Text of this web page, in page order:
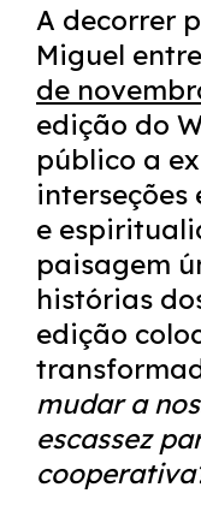
A decorrer
Miguel entre
de
edição do
público a
e
paisagem
histórias
edição
mudar a
escassez